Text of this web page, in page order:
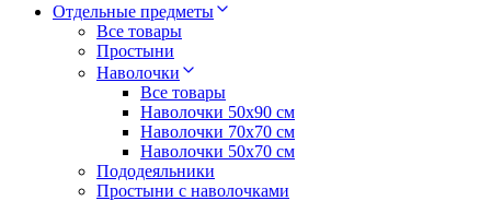
Отдельные предметы
Все товары
Простыни
Наволочки
Все товары
Наволочки 50x90 см
Наволочки 70x70 cм
Наволочки 50х70 см
Пододеяльники
Простыни с наволочками